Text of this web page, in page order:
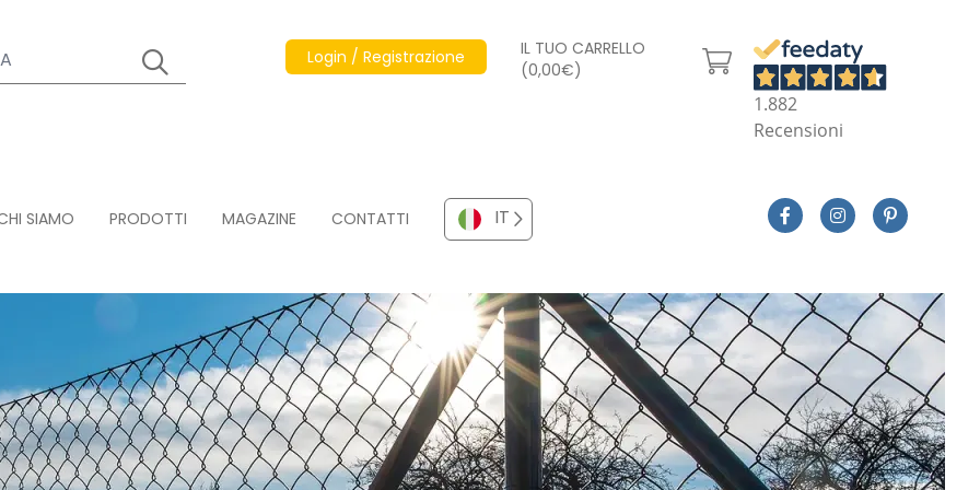
Login / Registrazione
IL TUO CARRELLO
(0,00€)
1.882
Recensioni
SIAMO PRODOTTI MAGAZINE CONTATTI IT